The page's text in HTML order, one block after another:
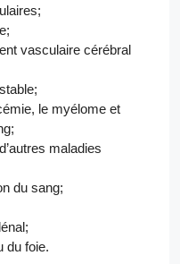
vasculaire cérébral
le myélome et
maladies
du sang;
du foie.